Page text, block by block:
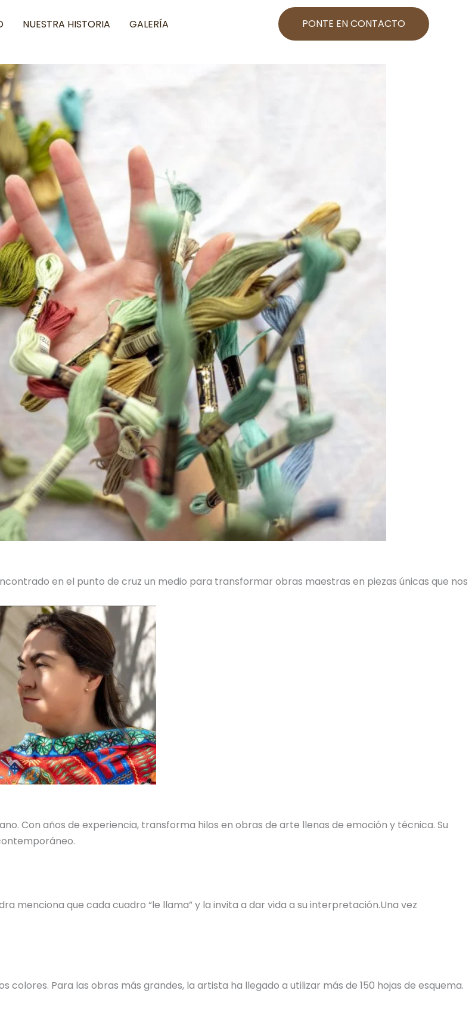
NUESTRA HISTORIA GALERÍA PONTE EN CONTACTO
en el punto de cruz un medio para transformar obras maestras en piezas únicas que nos
Con años de experiencia, transforma hilos en obras de arte llenas de emoción y técnica. Su
menciona que cada cuadro “le llama” y la invita a dar vida a su interpretación.Una vez
Para las obras más grandes, la artista ha llegado a utilizar más de 150 hojas de esquema.